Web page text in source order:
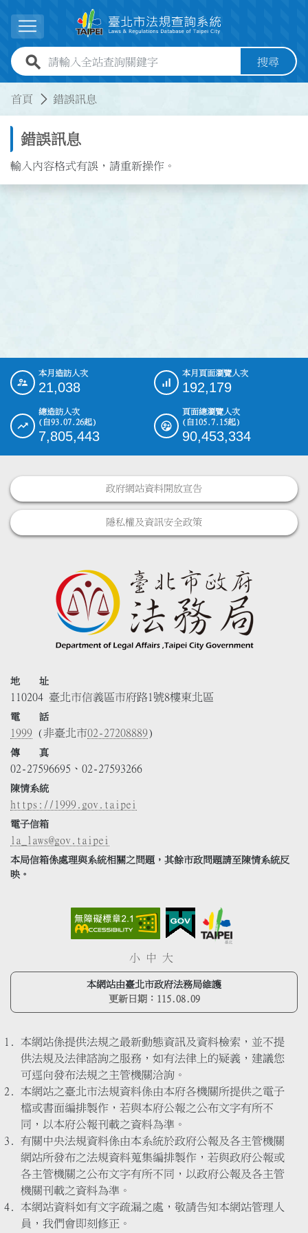
展開選單
全站查詢關鍵字欄位 搜尋
首頁 錯誤訊息
錯誤訊息
輸入內容格式有誤，請重新操作。
::: 本月造訪人次
21,038
本月頁面瀏覽人次
192,179
總造訪人次
(自93.07.26起)
7,805,443
頁面總瀏覽人次
(自105.7.15起)
90,453,334
政府網站資料開放宣告
隱私權及資訊安全政策
地 址
110204 臺北市信義區市府路1號8樓東北區
電 話
1999 (非臺北市02-27208889)
傳 真
02-27596695、02-27593266
陳情系統
https://1999.gov.taipei
電子信箱
la_laws@gov.taipei
本局信箱係處理與系統相關之問題，其餘市政問題請至陳情系統反
映。
小 中 大
本網站由臺北市政府法務局維護
更新日期： 115.08.09
本網站係提供法規之最新動態資訊及資料檢索，並不提
供法規及法律諮詢之服務，如有法律上的疑義，建議您
可逕向發布法規之主管機關洽詢。
本網站之臺北市法規資料係由本府各機關所提供之電子
檔或書面編排製作，若與本府公報之公布文字有所不
同，以本府公報刊載之資料為準。
有關中央法規資料係由本系統於政府公報及各主管機關
網站所發布之法規資料蒐集編排製作，若與政府公報或
各主管機關之公布文字有所不同，以政府公報及各主管
機關刊載之資料為準。
本網站資料如有文字疏漏之處，敬請告知本網站管理人
員，我們會即刻修正。